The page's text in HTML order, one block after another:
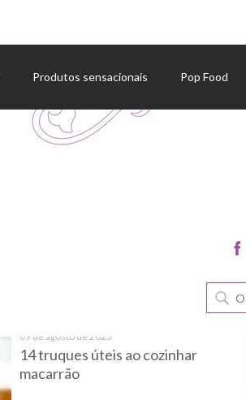
Produtos sensacionais Pop Food
09 de agosto de 2023
14 truques úteis ao cozinhar
macarrão